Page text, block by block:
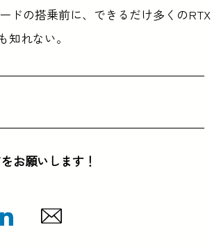
ドの搭乗前に、できるだけ多くのRTX
れない。
お願いします！